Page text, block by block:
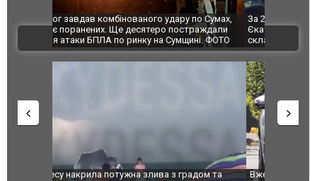
За 2000 кілометрів від кордону з Україною: в
Єкатеринбурзі після атаки дронів загорівся
склад Wildberries. ФОТО. ВІДЕО
"Мої
ВІДЕО
Вже вивели на тести: Ferrari готує оновлення
Вийшов